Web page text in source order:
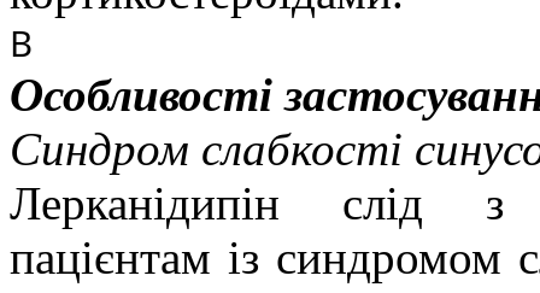
В
Особливості
Синдром слабкості
Лерканідипін слід з
пацієнтам із синдромом